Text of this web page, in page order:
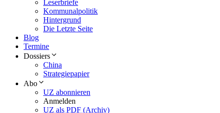
Leserbriefe
Kommunalpolitik
Hintergrund
Die Letzte Seite
Blog
Termine
Dossiers
China
Strategiepapier
Abo
UZ abonnieren
Anmelden
UZ als PDF (Archiv)